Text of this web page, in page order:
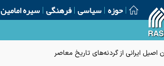
حوزه سیاسی فرهنگی سیره امامین
اصیل ایرانی از گردنه‌های تاریخ معاصر